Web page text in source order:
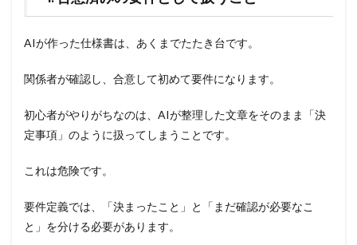
AIが作った仕様書は、あくまでたたき台です。
関係者が確認し、合意して初めて要件になります。
初心者がやりがちなのは、AIが整理した文章をそのまま「決
定事項」のように扱ってしまうことです。
これは危険です。
要件定義では、「決まったこと」と「まだ確認が必要なこ
と」を分ける必要があります。